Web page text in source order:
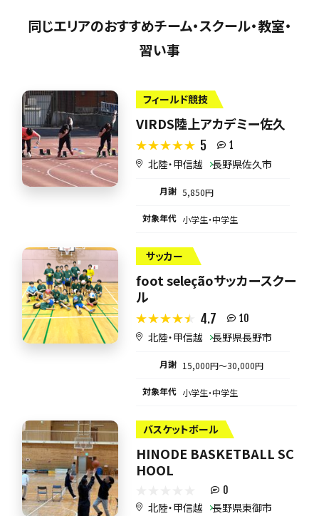
同じエリアのおすすめチーム・スクール・教室・
習い事
フィールド競技
VIRDS陸上アカデミー佐久
5 1
北陸・甲信越 長野県佐久市
月謝 5,850円
対象年代 小学生・中学生
サッカー
foot seleçãoサッカースクー
ル
4.7 10
北陸・甲信越 長野県長野市
月謝 15,000円〜30,000円
対象年代 小学生・中学生
バスケットボール
HINODE BASKETBALL SC
HOOL
0
北陸・甲信越 長野県東御市